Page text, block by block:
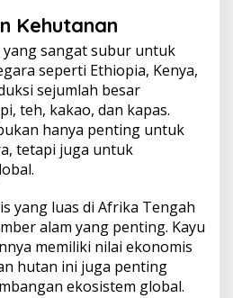
Kehutanan
sangat subur untuk
seperti Ethiopia, Kenya,
sejumlah besar
teh, kakao, dan kapas.
hanya penting untuk
tetapi juga untuk
yang luas di Afrika Tengah
alam yang penting. Kayu
memiliki nilai ekonomis
hutan ini juga penting
ekosistem global.